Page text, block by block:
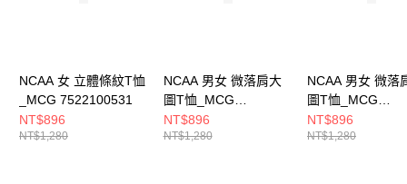
NCAA 女 立體條紋T恤
_MCG 7522100531
NT$896
NT$1,280
NCAA 男女 微落肩大
圖T恤_MCG
7525100380
NT$896
NT$1,280
NCAA 男女 微落
圖T恤_MCG
7525100332
NT$896
NT$1,280